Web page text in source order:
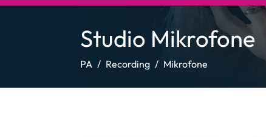
Studio Mikrofone
PA Recording Mikrofone